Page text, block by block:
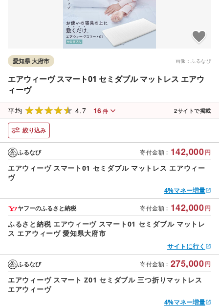
画像：ふるなび
愛知県 大府市
エアウィーヴ スマート01 セミダブル マットレス エアウ
ィーヴ
平均 4.7 16 件 2サイトで掲載
絞り込み
寄付金額 : 142,000円
ふるなび
エアウィーヴ スマート01 セミダブル マットレス エアウィー
ヴ
4%マネー増量
寄付金額 : 142,000円
ヤフーのふるさと納税
ふるさと納税 エアウィーヴ スマート01 セミダブル マットレ
ス エアウィーヴ 愛知県大府市
サイトに行く
寄付金額 : 275,000円
ふるなび
エアウィーヴ スマート Z01 セミダブル 三つ折りマットレス
エアウィーヴ
4%マネー増量